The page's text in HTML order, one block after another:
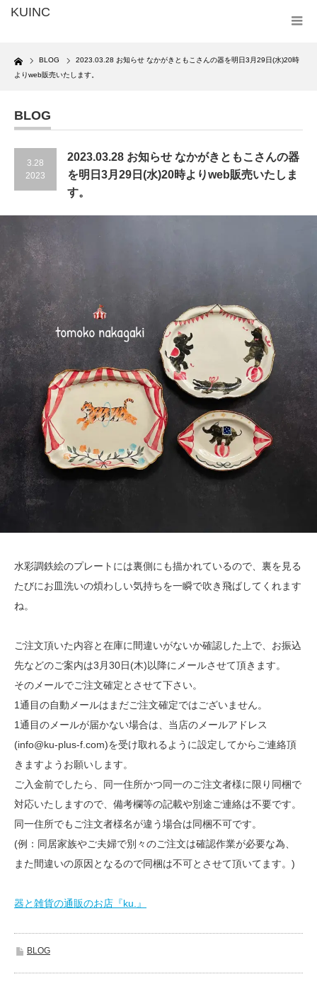
Home BLOG
2023.03.28 お知らせ なかがきともこさんの器を明日3月29日(水)20時
よりweb販売いたします。
BLOG
3.28
2023
2023.03.28 お知らせ なかがきともこさんの器
を明日3月29日(水)20時よりweb販売いたしま
す。
水彩調鉄絵のプレートには裏側にも描かれているので、裏を見る
たびにお皿洗いの煩わしい気持ちを一瞬で吹き飛ばしてくれます
ね。
ご注文頂いた内容と在庫に間違いがないか確認した上で、お振込
先などのご案内は3月30日(木)以降にメールさせて頂きます。
そのメールでご注文確定とさせて下さい。
1通目の自動メールはまだご注文確定ではございません。
1通目のメールが届かない場合は、当店のメールアドレス
(info@ku-plus-f.com)を受け取れるように設定してからご連絡頂
きますようお願いします。
ご入金前でしたら、同一住所かつ同一のご注文者様に限り同梱で
対応いたしますので、備考欄等の記載や別途ご連絡は不要です。
同一住所でもご注文者様名が違う場合は同梱不可です。
(例：同居家族やご夫婦で別々のご注文は確認作業が必要な為、
また間違いの原因となるので同梱は不可とさせて頂いてます。)
器と雑貨の通販のお店『ku.』
BLOG